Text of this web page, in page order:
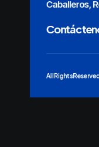
Caballeros,
All Rights